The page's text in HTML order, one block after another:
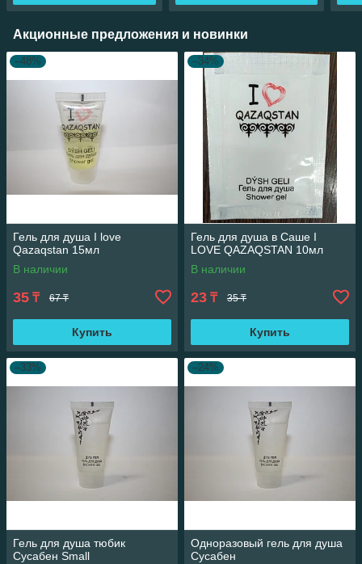
Акционные предложения и новинки
–48%
Гель для душа I love
Qazaqstan 15мл
В наличии
35 ₸ 67 ₸
Купить
–34%
Гель для душа в Саше I
LOVE QAZAQSTAN 10мл
В наличии
23 ₸ 35 ₸
Купить
–33%
Гель для душа тюбик
Cусабен Small
–24%
Одноразовый гель для душа
Сусабен